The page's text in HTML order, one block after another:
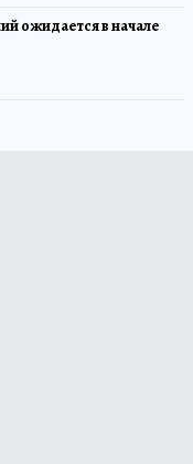
ожидается в начале